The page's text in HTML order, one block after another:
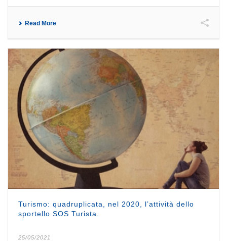
Read More
Turismo: quadruplicata, nel 2020, l’attività dello
sportello SOS Turista.
25/05/2021